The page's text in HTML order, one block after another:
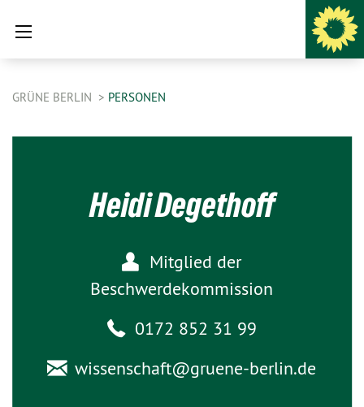
GRÜNE BERLIN PERSONEN
Heidi Degethoff
Mitglied der
Beschwerdekommission
0172 852 31 99
wissenschaft@gruene-berlin.de